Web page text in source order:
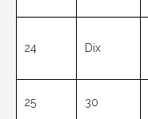
24 Dix
25 30